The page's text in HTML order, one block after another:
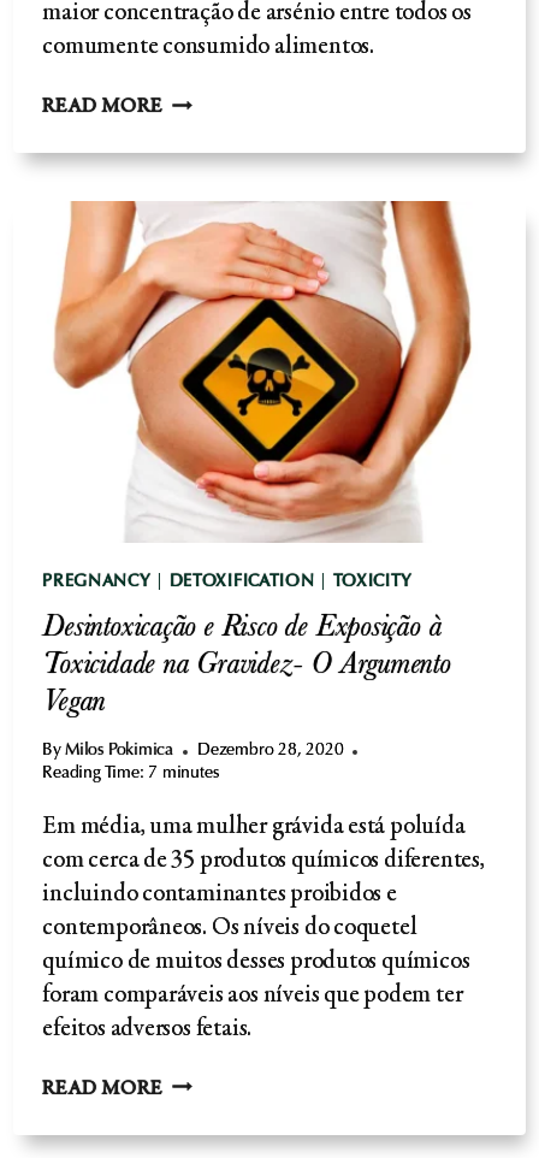
maior concentração de arsénio entre todos os
comumente consumido alimentos.
READ MOREARSÉNIO
EXPOSIÇÃO
DE
ARROZ-
O
MAIS
TÓXICO
DE
GRÃOS
DE
TODOS
ELES
PREGNANCY DETOXIFICATION TOXICITY
Desintoxicação e Risco de Exposição à
Toxicidade na Gravidez- O Argumento
Vegan
By Milos Pokimica
Dezembro 28, 2020
Reading Time: 7 minutes
Em média, uma mulher grávida está poluída
com cerca de 35 produtos químicos diferentes,
incluindo contaminantes proibidos e
contemporâneos. Os níveis do coquetel
químico de muitos desses produtos químicos
foram comparáveis ​​aos níveis que podem ter
efeitos adversos fetais.
READ MOREDESINTOXICAÇÃO
RISCO